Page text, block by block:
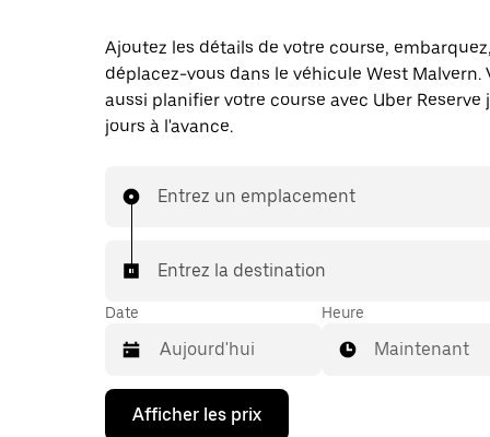
Ajoutez les détails de votre course,
déplacez-vous dans le véhicule West Malvern.
aussi planifier votre course avec Uber Reserve
jours à l'avance.
Entrez un emplacement
Entrez la destination
Date
Appuyez
Heure
Maintenant
Afficher les prix